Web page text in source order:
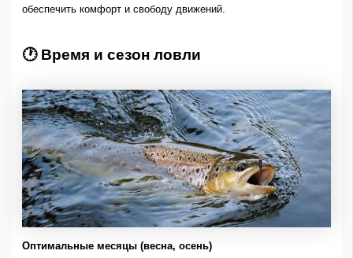
обеспечить комфорт и свободу движений.
🕐 Время и сезон ловли
Оптимальные месяцы (весна, осень)